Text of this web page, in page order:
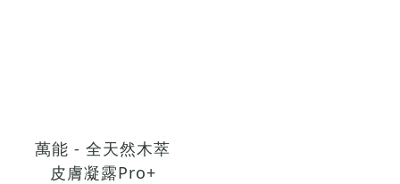
萬能 - 全天然木萃
皮膚凝露Pro+